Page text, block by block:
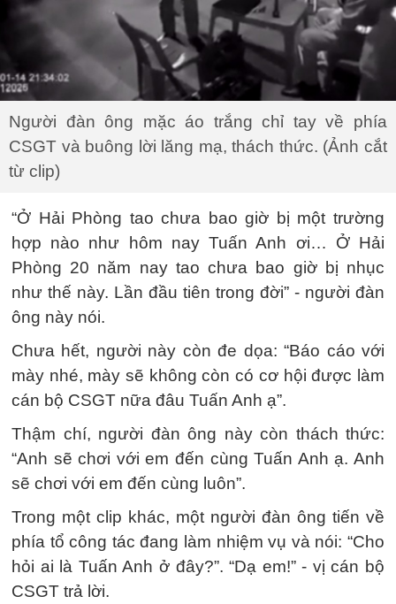
Người đàn ông mặc áo trắng chỉ tay về phía
CSGT và buông lời lăng mạ, thách thức. (Ảnh cắt
từ clip)
“Ở Hải Phòng tao chưa bao giờ bị một trường
hợp nào như hôm nay Tuấn Anh ơi… Ở Hải
Phòng 20 năm nay tao chưa bao giờ bị nhục
như thế này. Lần đầu tiên trong đời” - người đàn
ông này nói.
Chưa hết, người này còn đe dọa: “Báo cáo với
mày nhé, mày sẽ không còn có cơ hội được làm
cán bộ CSGT nữa đâu Tuấn Anh ạ”.
Thậm chí, người đàn ông này còn thách thức:
“Anh sẽ chơi với em đến cùng Tuấn Anh ạ. Anh
sẽ chơi với em đến cùng luôn”.
Trong một clip khác, một người đàn ông tiến về
phía tổ công tác đang làm nhiệm vụ và nói: “Cho
hỏi ai là Tuấn Anh ở đây?”. “Dạ em!” - vị cán bộ
CSGT trả lời.